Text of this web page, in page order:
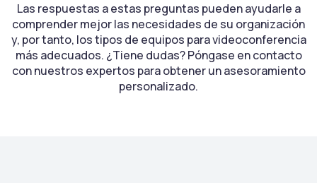
Las respuestas a estas preguntas pueden ayudarle a
comprender mejor las necesidades de su organización
y, por tanto, los tipos de equipos para videoconferencia
más adecuados. ¿Tiene dudas? Póngase en contacto
con nuestros expertos para obtener un asesoramiento
personalizado.